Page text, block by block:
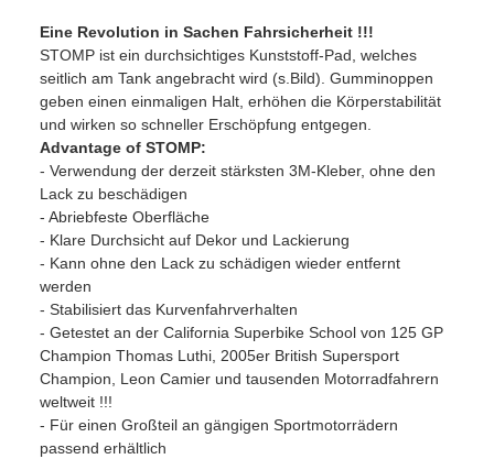
Eine Revolution in Sachen Fahrsicherheit !!!
STOMP ist ein durchsichtiges Kunststoff-Pad, welches
seitlich am Tank angebracht wird (s.Bild). Gumminoppen
geben einen einmaligen Halt, erhöhen die Körperstabilität
und wirken so schneller Erschöpfung entgegen.
Advantage of STOMP:
- Verwendung der derzeit stärksten 3M-Kleber, ohne den
Lack zu beschädigen
- Abriebfeste Oberfläche
- Klare Durchsicht auf Dekor und Lackierung
- Kann ohne den Lack zu schädigen wieder entfernt
werden
- Stabilisiert das Kurvenfahrverhalten
- Getestet an der California Superbike School von 125 GP
Champion Thomas Luthi, 2005er British Supersport
Champion, Leon Camier und tausenden Motorradfahrern
weltweit !!!
- Für einen Großteil an gängigen Sportmotorrädern
passend erhältlich